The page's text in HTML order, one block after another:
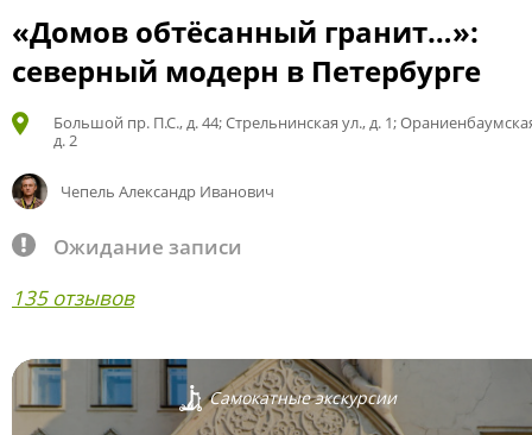
«Домов обтёсанный гранит…»:
северный модерн в Петербурге
Большой пр. П.С., д. 44; Стрельнинская ул., д. 1;
д. 2
Чепель Александр Иванович
Ожидание записи
135 отзывов
Самокатные экскурсии